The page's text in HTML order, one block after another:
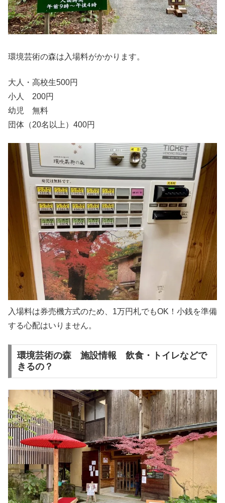
環境芸術の森は入場料がかかります。
大人・高校生500円
小人 200円
幼児 無料
団体（20名以上）400円
入場料は券売機方式のため、1万円札でもOK！小銭を準備
する心配はいりません。
環境芸術の森 施設情報 飲食・トイレなどで
きるの？